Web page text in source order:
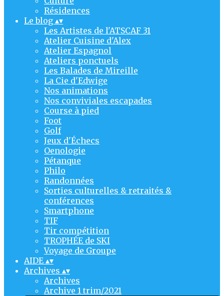
Résidences
Le blog ▴▾
Les Artistes de l'ATSCAF 31
Atelier Cuisine d'Alex
Atelier Espagnol
Ateliers ponctuels
Les Balades de Mireille
La Cie d'Edwige
Nos animations
Nos conviviales escapades
Course à pied
Foot
Golf
Jeux d'Échecs
Oenologie
Pétanque
Philo
Randonnées
Sorties culturelles & retraités &
conférences
Smartphone
TIF
Tir compétition
TROPHÉE de SKI
Voyage de Groupe
AIDE ▴▾
Archives ▴▾
Archives
Archive 1 trim/2021